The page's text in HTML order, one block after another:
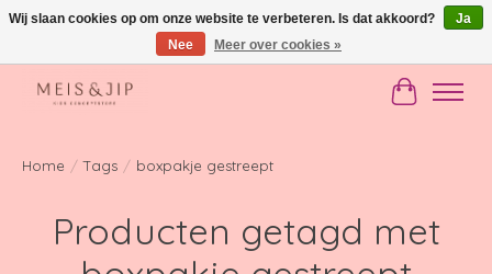
Gratis verzending in NL vanaf €150
Home / Tags / boxpakje gestreept
Producten getagd met
Wij slaan cookies op om onze website te verbeteren. Is dat akkoord?
Ja
Nee
Meer over cookies »